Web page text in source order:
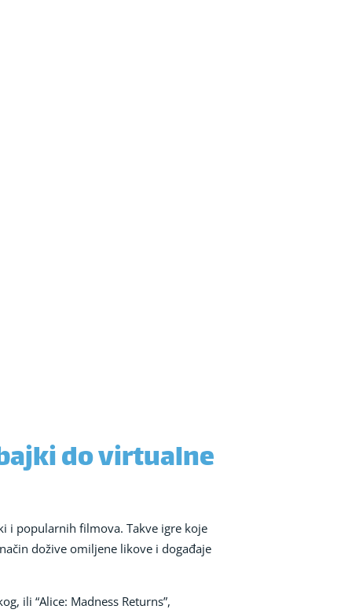
do virtualne
i popularnih filmova. Takve igre koje
dožive omiljene likove i događaje
ili “Alice: Madness Returns”,